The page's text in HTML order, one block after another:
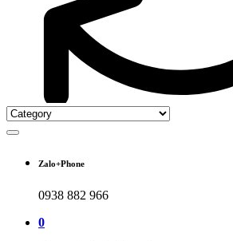
Zalo+Phone
0938 882 966
0